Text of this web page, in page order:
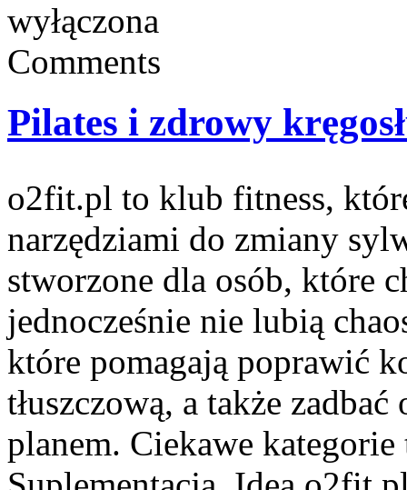
wyłączona
Comments
Pilates i zdrowy
o2fit.pl to klub fitness,
narzędziami do zmiany
stworzone dla osób, które
jednocześnie nie lubią
które pomagają poprawić
tłuszczową, a także
planem. Ciekawe